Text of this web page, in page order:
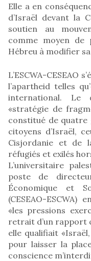
Elle a en
d’Israël devant la
soutien au
comme moyen de
Hébreu à modifier
L’ESCWA-CESEAO
l’apartheid telles
international. Le
«stratégie de
constitué de quatre
citoyens d’Israël,
Cisjordanie et de
réfugiés et exilés
L’universitaire
poste de
Économique et
(CESEAO-
«les pressions
retrait d’un rapport
elle qualifiait
pour laisser la
conscience